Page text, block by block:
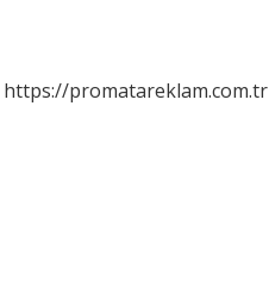
https://promatareklam.com.tr